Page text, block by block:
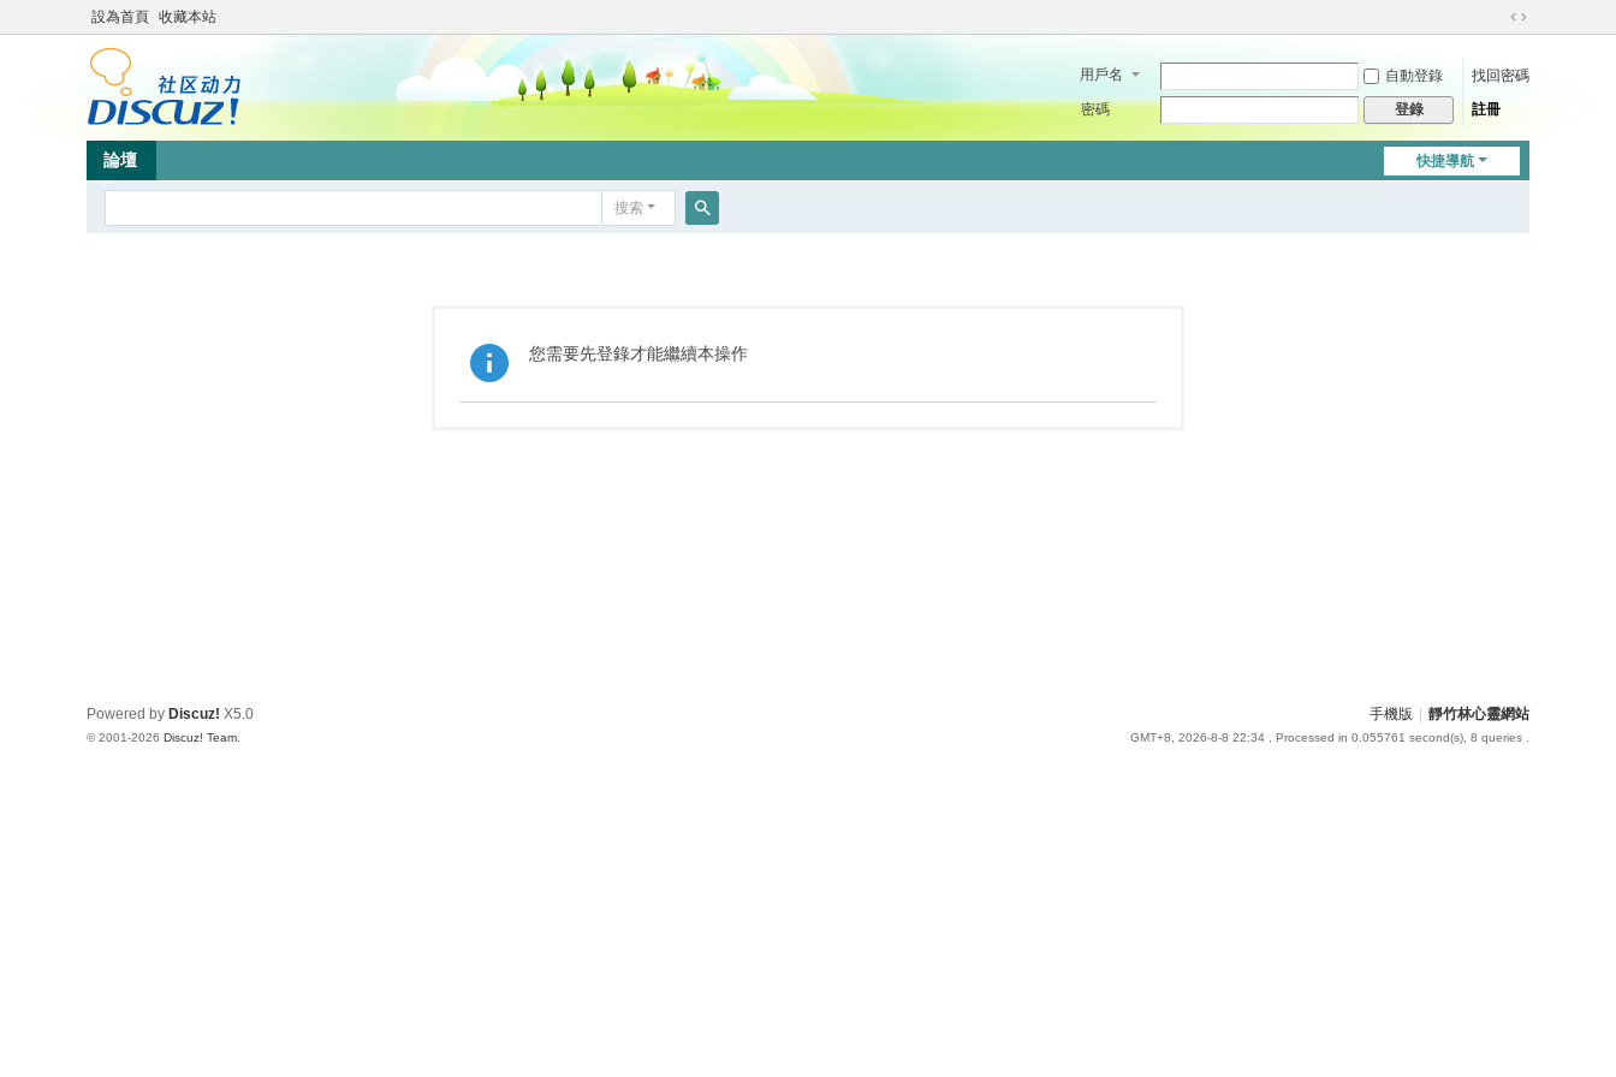
設為首頁 收藏本站
切
到
用戶名 自動登錄
找回密碼
密碼
登錄 註冊
快捷導航
論壇
搜索
您需要先登錄才能繼續本操作
手機版 靜竹林心靈網站
GMT+8, 2026-8-8 22:34 , Processed in 0.055761 second(s), 8 queries .
Powered by Discuz! X5.0
© 2001-2026 Discuz! Team